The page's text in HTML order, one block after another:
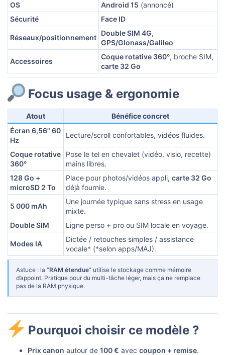
OS
Android 15 (annoncé)
Sécurité
Face ID
Réseaux/positionnement
Double SIM 4G,
GPS/Glonass/Galileo
Accessoires
Coque rotative 360°, broche SIM,
carte 32 Go
Focus usage & ergonomie​
Atout
Bénéfice concret
Écran 6,56" 60
Hz
Lecture/scroll confortables, vidéos fluides.
Coque rotative
360°
Pose le tel en chevalet (vidéo, visio, recette)
mains libres.
128 Go +
microSD 2 To
Place pour photos/vidéos appli, carte 32 Go
déjà fournie.
5 000 mAh
Une journée typique sans stress en usage
mixte.
Double SIM
Ligne perso + pro ou SIM locale en voyage.
Modes IA
Dictée / retouches simples / assistance
vocale* (*selon apps/MAJ).
Astuce : la “RAM étendue” utilise le stockage comme mémoire
d’appoint. Pratique pour du multi-tâche léger, mais ça ne remplace
pas de la RAM physique.
Pourquoi choisir ce modèle ?​
Prix canon autour de 100 € avec coupon + remise.